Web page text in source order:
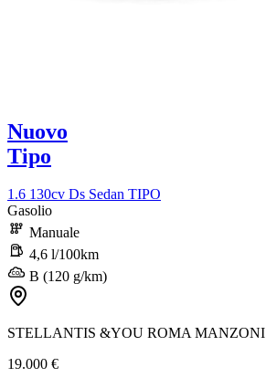
Nuovo
Tipo
1.6 130cv Ds Sedan TIPO
Gasolio
Manuale
4,6 l/100km
B (120 g/km)
STELLANTIS &YOU ROMA MANZONI
19.000 €